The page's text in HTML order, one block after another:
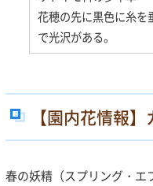
花穂の先に黒色に糸を
で光沢がある。
【園内花情報
春の妖精（スプリング・エ